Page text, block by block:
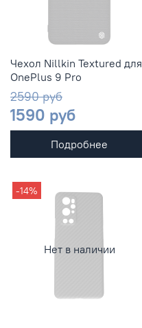
Чехол Nillkin Textured для
OnePlus 9 Pro
2590 руб
1590 руб
Подробнее
Нет в наличии
-14%